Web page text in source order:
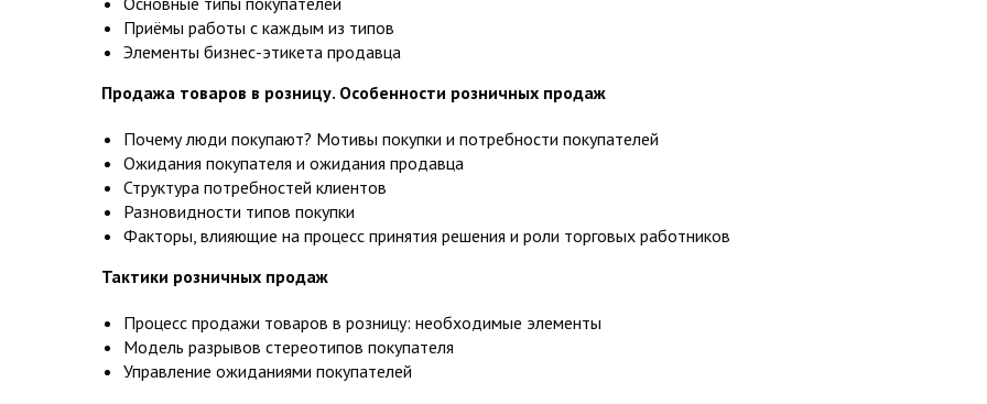
Приёмы работы с каждым из типов
Элементы бизнес-этикета продавца
Продажа товаров в розницу. Особенности розничных продаж
Почему люди покупают? Мотивы покупки и потребности покупателей
Ожидания покупателя и ожидания продавца
Структура потребностей клиентов
Разновидности типов покупки
Факторы, влияющие на процесс принятия решения и роли торговых работников
Тактики розничных продаж
Процесс продажи товаров в розницу: необходимые элементы
Модель разрывов стереотипов покупателя
Управление ожиданиями покупателей